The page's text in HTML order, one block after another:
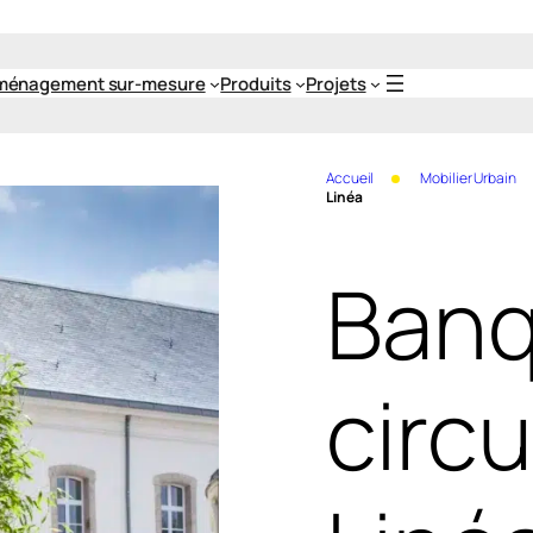
sur-mesure Produits Projets
Accueil
Mobilier Urbain
Linéa